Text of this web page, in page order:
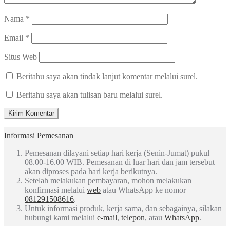
Nama *
Email *
Situs Web
Beritahu saya akan tindak lanjut komentar melalui surel.
Beritahu saya akan tulisan baru melalui surel.
Informasi Pemesanan
Pemesanan dilayani setiap hari kerja (Senin-Jumat) pukul
08.00-16.00 WIB. Pemesanan di luar hari dan jam tersebut
akan diproses pada hari kerja berikutnya.
Setelah melakukan pembayaran, mohon melakukan
konfirmasi melalui web atau WhatsApp ke nomor
081291508616.
Untuk informasi produk, kerja sama, dan sebagainya, silakan
hubungi kami melalui e-mail, telepon, atau WhatsApp.